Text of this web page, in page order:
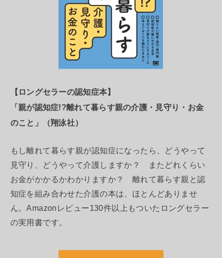
【ロングセラーの認知症本】
「親が認知症!?離れて暮らす親の介護・見守り・お金
のこと」（翔泳社）
もし離れて暮らす親が認知症になったら、どうやって
見守り、どうやって介護しますか？ またどれくらい
お金がかかるかわかりますか？ 離れて暮らす親と認
知症を組み合わせた介護の本は、ほとんどありませ
ん。Amazonレビュー130件以上もついたロングセラー
の実用書です。